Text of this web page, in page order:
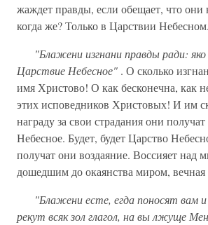
жаждет правды, если обещает, что они
когда же? Только в Царствии Небесном.
"Блажени изгнани правды ради:
Царствие Небесное" . О сколько
имя Христово! О как бесконечна, как
этих исповедников Христовых! И им
награду за свои страдания они
Небесное. Будет, будет Царство
получат они воздаяние. Воссияет над
дошедшим до окаянства миром,
"Блажени есте, егда поносят вам
рекут всяк зол глагол, на вы лжуще